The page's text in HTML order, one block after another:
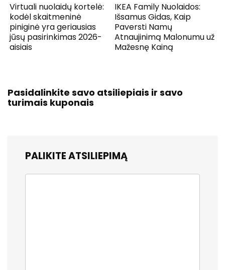
Virtuali nuolaidų kortelė:
kodėl skaitmeninė
piniginė yra geriausias
jūsų pasirinkimas 2026-
aisiais
IKEA Family Nuolaidos:
Išsamus Gidas, Kaip
Paversti Namų
Atnaujinimą Malonumu už
Mažesnę Kainą
Pasidalinkite savo atsiliepiais ir savo
turimais kuponais
PALIKITE ATSILIEPIMĄ